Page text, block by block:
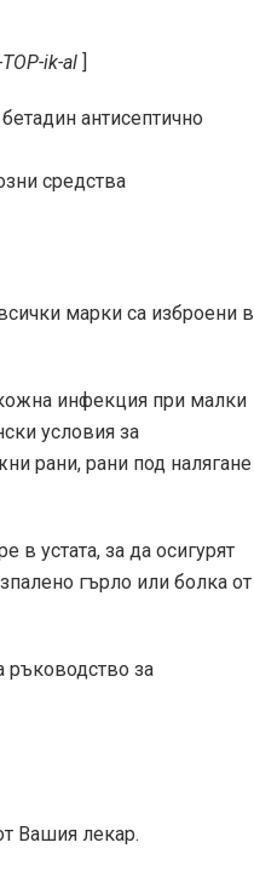
ik-al ]
антисептично
средства
марки са изброени в
инфекция при малки
условия за
рани, рани под налягане
устата, за да осигурят
гърло или болка от
ръководство за
Вашия лекар.